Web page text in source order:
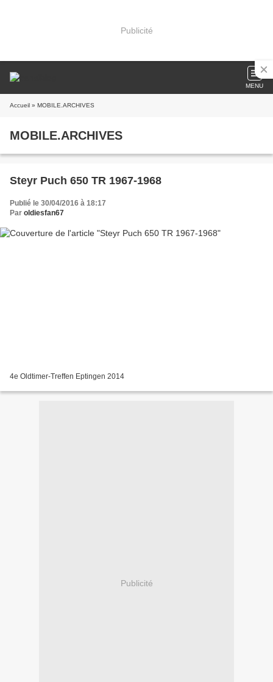
Publicité
MENU
Accueil » MOBILE.ARCHIVES
MOBILE.ARCHIVES
Steyr Puch 650 TR 1967-1968
Publié le 30/04/2016 à 18:17
Par oldiesfan67
4e Oldtimer-Treffen Eptingen 2014
Publicité